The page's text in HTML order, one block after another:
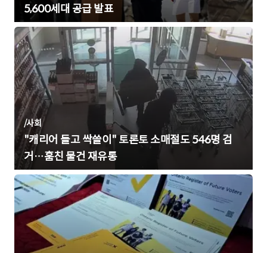
5,600세대 공급 발표
/사회
"캐리어 들고 싹쓸이" 토론토 소매절도 546명 검
거…훔친 물건 재유통